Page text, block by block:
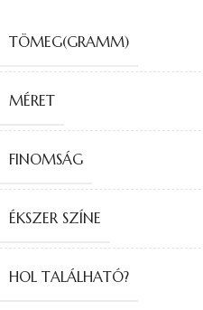
TÖMEG(GRAMM)
MÉRET
FINOMSÁG
ÉKSZER SZÍNE
HOL TALÁLHATÓ?